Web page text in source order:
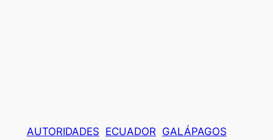
AUTORIDADES ECUADOR GALÁPAGOS